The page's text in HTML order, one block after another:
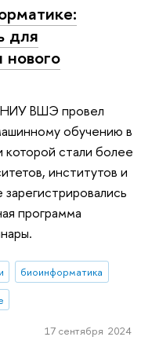
для
нового
НИУ ВШЭ провел
обучению в
стали более
институтов и
программа
биоинформатика
17 сентября 2024